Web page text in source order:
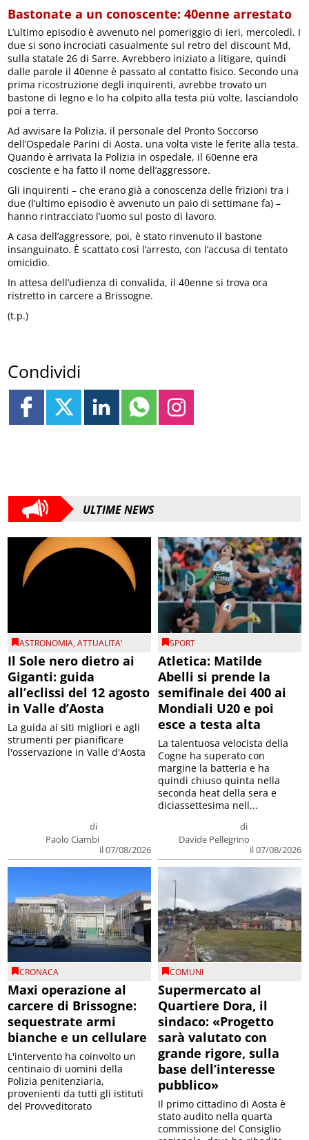
Bastonate a un conoscente: 40enne arrestato
L’ultimo episodio è avvenuto nel pomeriggio di ieri, mercoledì. I
due si sono incrociati casualmente sul retro del discount Md,
sulla statale 26 di Sarre. Avrebbero iniziato a litigare, quindi
dalle parole il 40enne è passato al contatto fisico. Secondo una
prima ricostruzione degli inquirenti, avrebbe trovato un
bastone di legno e lo ha colpito alla testa più volte, lasciandolo
poi a terra.
Ad avvisare la Polizia, il personale del Pronto Soccorso
dell’Ospedale Parini di Aosta, una volta viste le ferite alla testa.
Quando è arrivata la Polizia in ospedale, il 60enne era
cosciente e ha fatto il nome dell’aggressore.
Gli inquirenti – che erano già a conoscenza delle frizioni tra i
due (l’ultimo episodio è avvenuto un paio di settimane fa) –
hanno rintracciato l’uomo sul posto di lavoro.
A casa dell’aggressore, poi, è stato rinvenuto il bastone
insanguinato. È scattato così l’arresto, con l’accusa di tentato
omicidio.
In attesa dell’udienza di convalida, il 40enne si trova ora
ristretto in carcere a Brissogne.
(t.p.)
Condividi
ULTIME NEWS
ASTRONOMIA,ATTUALITA'
Il Sole nero dietro ai
Giganti: guida
all’eclissi del 12 agosto
in Valle d’Aosta
di
Paolo Ciambi
il 07/08/2026
La guida ai siti migliori e agli
strumenti per pianificare
l'osservazione in Valle d'Aosta
SPORT
Atletica: Matilde
Abelli si prende la
semifinale dei 400 ai
Mondiali U20 e poi
esce a testa alta
di
Davide Pellegrino
il 07/08/2026
La talentuosa velocista della
Cogne ha superato con
margine la batteria e ha
quindi chiuso quinta nella
seconda heat della sera e
diciassettesima nell...
CRONACA
Maxi operazione al
carcere di Brissogne:
sequestrate armi
bianche e un cellulare
L'intervento ha coinvolto un
centinaio di uomini della
Polizia penitenziaria,
provenienti da tutti gli istituti
del Provveditorato
COMUNI
Supermercato al
Quartiere Dora, il
sindaco: «Progetto
sarà valutato con
grande rigore, sulla
base dell’interesse
pubblico»
Il primo cittadino di Aosta è
stato audito nella quarta
commissione del Consiglio